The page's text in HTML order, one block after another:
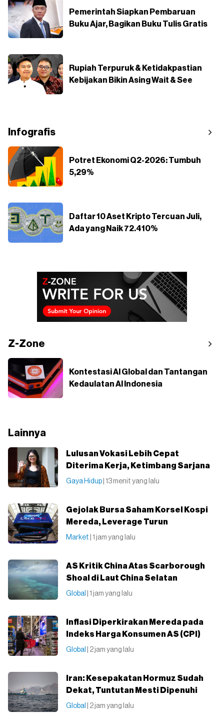
Pemerintah Siapkan Pembaruan
Buku Ajar, Bagikan Buku Tulis Gratis
Rupiah Terpuruk & Ketidakpastian
Kebijakan Bikin Asing Wait & See
Infografis
Potret Ekonomi Q2-2026: Tumbuh
5,29%
Daftar 10 Aset Kripto Tercuan Juli,
Ada yang Naik 72.410%
Z-Zone
Kontestasi AI Global dan Tantangan
Kedaulatan AI Indonesia
Lainnya
Lulusan Vokasi Lebih Cepat
Diterima Kerja, Ketimbang Sarjana
Gaya Hidup | 13 menit yang lalu
Gejolak Bursa Saham Korsel Kospi
Mereda, Leverage Turun
Market | 1 jam yang lalu
AS Kritik China Atas Scarborough
Shoal di Laut China Selatan
Global | 1 jam yang lalu
Inflasi Diperkirakan Mereda pada
Indeks Harga Konsumen AS (CPI)
Global | 2 jam yang lalu
Iran: Kesepakatan Hormuz Sudah
Dekat, Tuntutan Mesti Dipenuhi
Global | 2 jam yang lalu